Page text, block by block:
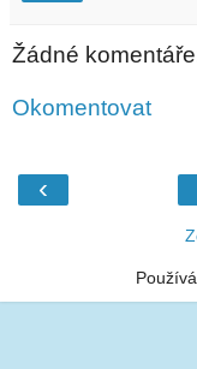
Žádné
Okomentovat
‹